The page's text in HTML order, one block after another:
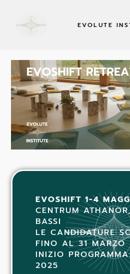
EVOLUTE
EVOSHIFT 1-4
CENTRUM
BASSI
LE CANDIDATURE
FINO AL 31 MARZO
INIZIO
2025